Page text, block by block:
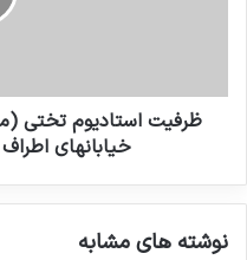
ظرفیت استادیوم تختی
خیابانهای
نوشته های مشابه